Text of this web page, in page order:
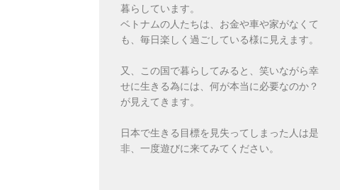
暮らしています。
ベトナムの人たちは、お金や車や家がなくて
も、毎日楽しく過ごしている様に見えます。
又、この国で暮らしてみると、笑いながら幸
せに生きる為には、何が本当に必要なのか？
が見えてきます。
日本で生きる目標を見失ってしまった人は是
非、一度遊びに来てみてください。